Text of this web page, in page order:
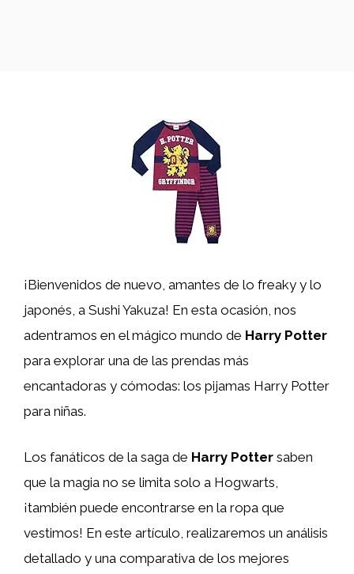
¡Bienvenidos de nuevo, amantes de lo freaky y lo
japonés, a Sushi Yakuza! En esta ocasión, nos
adentramos en el mágico mundo de Harry Potter
para explorar una de las prendas más
encantadoras y cómodas: los pijamas Harry Potter
para niñas.
Los fanáticos de la saga de Harry Potter saben
que la magia no se limita solo a Hogwarts,
¡también puede encontrarse en la ropa que
vestimos! En este artículo, realizaremos un análisis
detallado y una comparativa de los mejores